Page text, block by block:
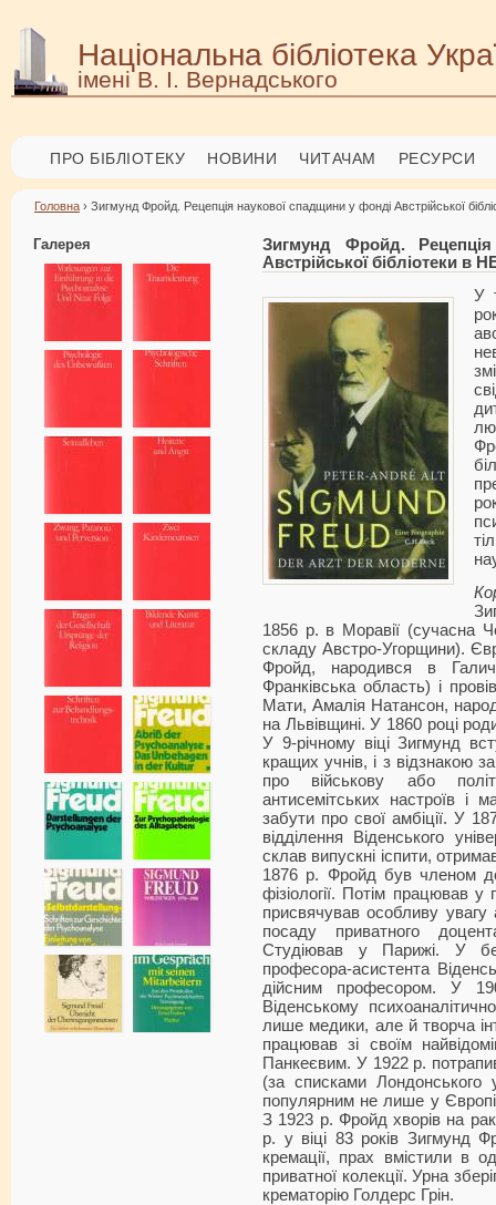
Національна бібліотека
імені В. І. Вернадського
ПРО БІБЛІОТЕКУ НОВИНИ ЧИТАЧАМ РЕСУРСИ
Головна › Зигмунд Фройд. Рецепція наукової спадщини у фонді Австрійської
Галерея
Зигмунд Фройд.
Австрійської бібліотеки в
У
1856 р. в Моравії (сучасна
складу Австро-Угорщини).
Фройд, народився в
Франківська область) і
Мати, Амалія Натансон,
на Львівщині. У 1860 році
У 9-річному віці Зигмунд
кращих учнів, і з відзнакою
про військову або
антисемітських настроїв і
забути про свої амбіції. У
відділення Віденського
склав випускні іспити,
1876 р. Фройд був членом
фізіології. Потім працював у
присвячував особливу
посаду приватного
Студіював у Парижі. У
професора-асистента
дійсним професором. У
Віденському
лише медики, але й творча
працював зі своїм
Панкеєвим. У 1922 р.
(за списками Лондонського
популярним не лише у
З 1923 р. Фройд хворів на
р. у віці 83 років Зигмунд
кремації, прах вмістили в
приватної колекції. Урна
крематорію Голдерс Грін.